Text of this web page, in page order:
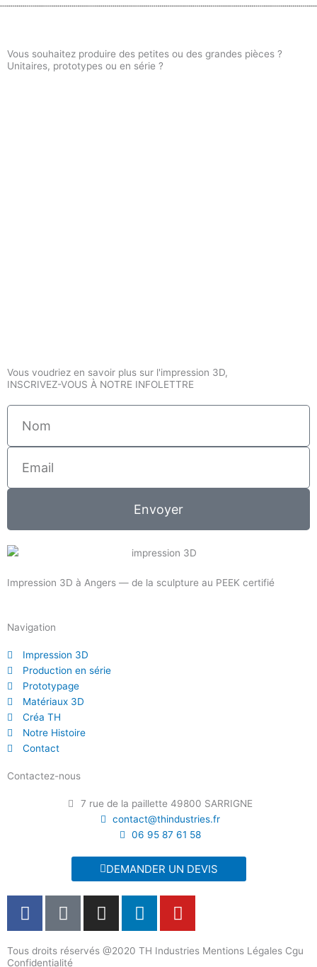
Vous souhaitez produire des petites ou des grandes pièces ?
Unitaires, prototypes ou en série ?
Vous voudriez en savoir plus sur l'impression 3D,
INSCRIVEZ-VOUS À NOTRE INFOLETTRE
Envoyer
Impression 3D à Angers — de la sculpture au PEEK certifié
Navigation
Impression 3D
Production en série
Prototypage
Matériaux 3D
Créa TH
Notre Histoire
Contact
Contactez-nous
7 rue de la paillette 49800 SARRIGNE
contact@thindustries.fr
06 95 87 61 58
DEMANDER UN DEVIS
F
a
e
T
i
t
I
n
t
L
i
k
Y
o
t
Tous droits réservés @2020 TH Industries Mentions Légales Cgu
Confidentialité